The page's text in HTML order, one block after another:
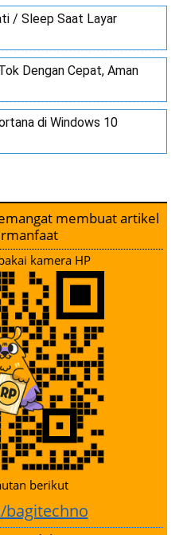
/ Sleep Saat Layar
Dengan Cepat, Aman
di Windows 10
membuat artikel
kamera HP
berikut
bagitechno